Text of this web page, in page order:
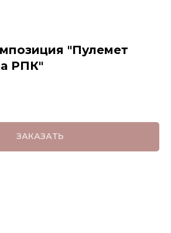
"Пулемет
РПК"
ЗАКАЗАТЬ